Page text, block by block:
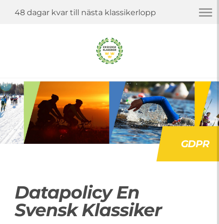
48 dagar kvar till nästa klassikerlopp
GDPR
Datapolicy En
Svensk Klassiker